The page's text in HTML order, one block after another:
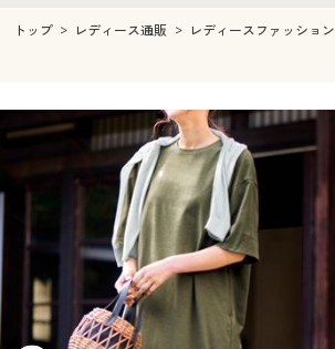
レディースファッション
インナー・下着通販すべて
メンズ下着
ジュニア・ティーンズ下着
メンズ
メンズファッション
家電・雑貨すべて
キッチン・雑貨・日用品
寝具・インテリア・家具
寝具・インテリア・家具通販すべて
家具・収納
寝具・ベッド
美容・健康
美容・健康通販すべて
美容・健康・サプリメント
制服・スクール
制服・スクールすべて
大きいサイズ
ジュニア・ティーンズ下着
メンズ下着
家電
キッチン・雑貨・日用品
寝具・インテリア・家具通販すべて
寝具・ベッド
カーテン・ラグ・ファブリック
美容・健康
美容・健康通販すべて
美容・健康・サプリメント
制服・スクール
制服・スクールすべて
制服・学生服
大きいサイズ
大きいサイズ通販すべて
バーゲン
トップ レディース通販 レディースファッション